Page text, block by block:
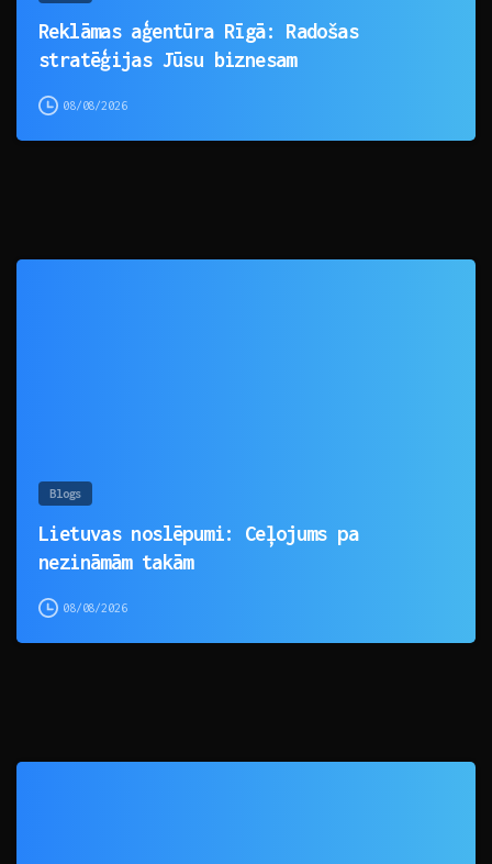
Reklāmas aģentūra Rīgā: Radošas
stratēģijas Jūsu biznesam
08/08/2026
Blogs
Lietuvas noslēpumi: Ceļojums pa
nezināmām takām
08/08/2026